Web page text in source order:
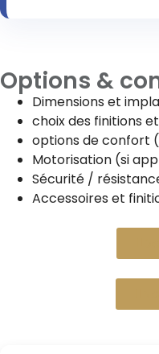
Options &
Dimensions et
choix des finitions
options de confort
Motorisation (si
Sécurité /
Accessoires et